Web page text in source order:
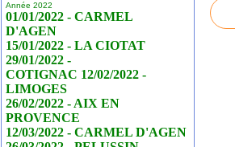
Année 2022
01/01/2022 - CARMEL
D'AGEN
15/01/2022 - LA CIOTAT
29/01/2022 -
COTIGNAC 12/02/2022 -
LIMOGES
26/02/2022 - AIX EN
PROVENCE
12/03/2022 - CARMEL D'AGEN